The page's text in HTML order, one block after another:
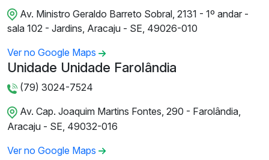
Av. Ministro Geraldo Barreto Sobral, 2131 - 1º andar -
sala 102 - Jardins, Aracaju - SE, 49026-010
Ver no Google Maps
Unidade Unidade Farolândia
(79) 3024-7524
Av. Cap. Joaquim Martins Fontes, 290 - Farolândia,
Aracaju - SE, 49032-016
Ver no Google Maps